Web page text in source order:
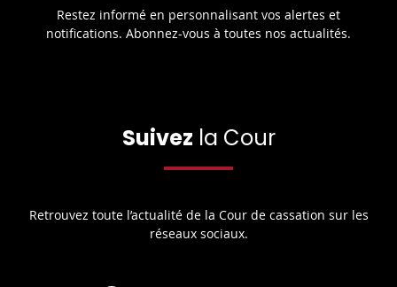
Restez informé en personnalisant vos alertes et
notifications. Abonnez-vous à toutes nos actualités.
Suivez la Cour
Retrouvez toute l’actualité de la Cour de cassation sur les
réseaux sociaux.